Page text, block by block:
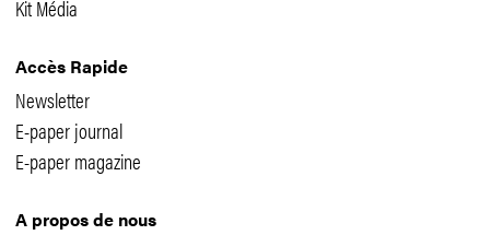
Kit Média
Accès Rapide
Newsletter
E-paper journal
E-paper magazine
A propos de nous